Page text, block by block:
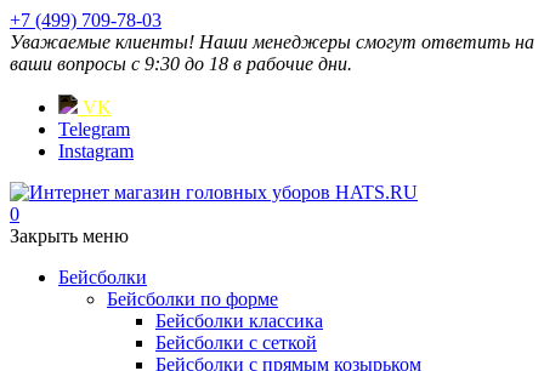
+7 (499) 709-78-03
Уважаемые клиенты! Наши менеджеры смогут ответить на
ваши вопросы с 9:30 до 18 в рабочие дни.
VK
Telegram
Instagram
0
Закрыть меню
Бейсболки
Бейсболки по форме
Бейсболки классика
Бейсболки с сеткой
Бейсболки с прямым козырьком